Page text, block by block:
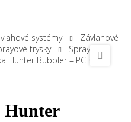
systémy
Závlahové
trysky
Sprayové
Hunter Bubbler – PCB 25
Hunter